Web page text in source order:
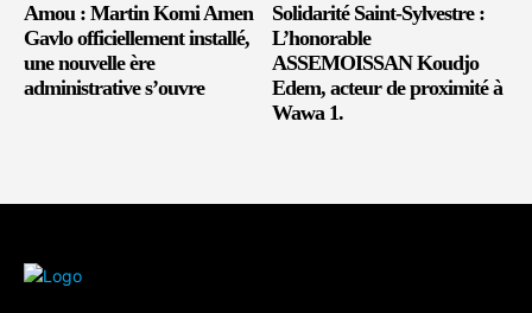
Amou : Martin Komi Amen
Gavlo officiellement installé,
une nouvelle ère
administrative s’ouvre
Solidarité Saint-Sylvestre :
L’honorable
ASSEMOISSAN Koudjo
Edem, acteur de proximité à
Wawa 1.